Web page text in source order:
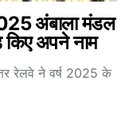
अंबाला मंडल
किए अपने नाम
रेलवे ने वर्ष 2025 के